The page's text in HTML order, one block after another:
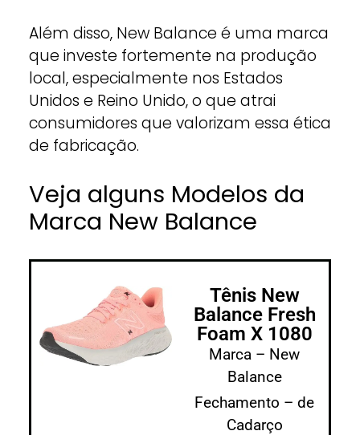
Além disso, New Balance é uma marca
que investe fortemente na produção
local, especialmente nos Estados
Unidos e Reino Unido, o que atrai
consumidores que valorizam essa ética
de fabricação.
Veja alguns Modelos da
Marca New Balance
Tênis New
Balance Fresh
Foam X 1080
Marca – New
Balance
Fechamento – de
Cadarço